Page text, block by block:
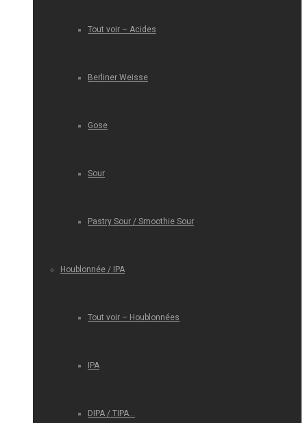
Tout voir – Acides
Berliner Weisse
Gose
Sour
Pastry Sour / Smoothie Sour
Houblonnée / IPA
Tout voir – Houblonnées
IPA
DIPA / TIPA…